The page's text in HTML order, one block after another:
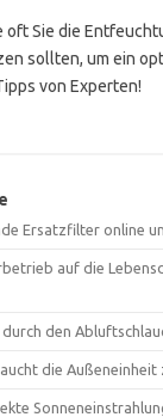
oft Sie die
sollten, um ein
von Experten!
Ersatzfilter online
auf die
den
die Außeneinheit